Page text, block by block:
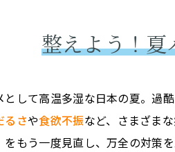
整えよう！
として高温多湿な日本の夏。過
るさや食欲不振など、さまざま
をもう一度見直し、万全の対策